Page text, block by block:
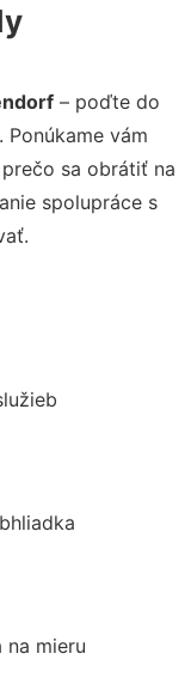
– poďte do
vám
sa obrátiť na
spolupráce s
na mieru